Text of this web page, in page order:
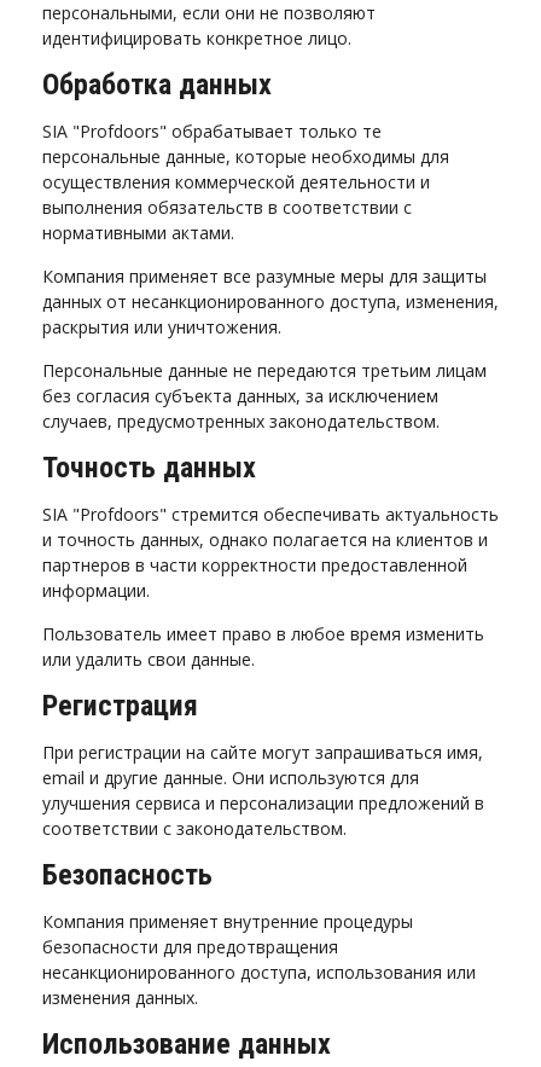
персональными, если они не позволяют
идентифицировать конкретное лицо.
Обработка данных
SIA "Profdoors" обрабатывает только те
персональные данные, которые необходимы для
осуществления коммерческой деятельности и
выполнения обязательств в соответствии с
нормативными актами.
Компания применяет все разумные меры для защиты
данных от несанкционированного доступа, изменения,
раскрытия или уничтожения.
Персональные данные не передаются третьим лицам
без согласия субъекта данных, за исключением
случаев, предусмотренных законодательством.
Точность данных
SIA "Profdoors" стремится обеспечивать актуальность
и точность данных, однако полагается на клиентов и
партнеров в части корректности предоставленной
информации.
Пользователь имеет право в любое время изменить
или удалить свои данные.
Регистрация
При регистрации на сайте могут запрашиваться имя,
email и другие данные. Они используются для
улучшения сервиса и персонализации предложений в
соответствии с законодательством.
Безопасность
Компания применяет внутренние процедуры
безопасности для предотвращения
несанкционированного доступа, использования или
изменения данных.
Использование данных